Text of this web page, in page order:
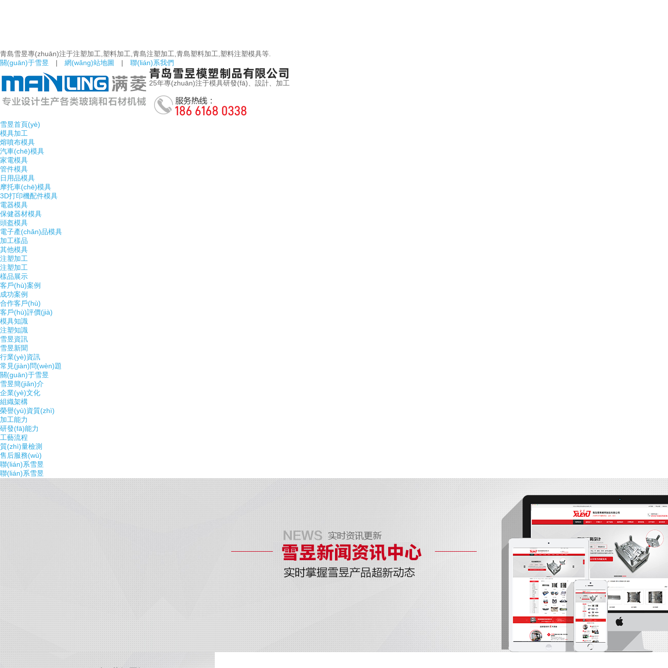
青島雪昱專(zhuān)注于注塑加工,塑料加工,青島注塑加工,青島塑料加工,塑料注塑模具等.
關(guān)于雪昱 | 網(wǎng)站地圖 | 聯(lián)系我們
25年專(zhuān)注于模具研發(fā)、設計、加工
雪昱首頁(yè)
模具加工
熔噴布模具
汽車(chē)模具
家電模具
管件模具
日用品模具
摩托車(chē)模具
3D打印機配件模具
電器模具
保健器材模具
頭盔模具
電子產(chǎn)品模具
加工樣品
其他模具
注塑加工
注塑加工
樣品展示
客戶(hù)案例
成功案例
合作客戶(hù)
客戶(hù)評價(jià)
模具知識
注塑知識
雪昱資訊
雪昱新聞
行業(yè)資訊
常見(jiàn)問(wèn)題
關(guān)于雪昱
雪昱簡(jiǎn)介
企業(yè)文化
組織架構
榮譽(yù)資質(zhì)
加工能力
研發(fā)能力
工藝流程
質(zhì)量檢測
售后服務(wù)
聯(lián)系雪昱
聯(lián)系雪昱